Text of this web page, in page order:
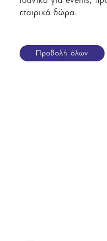
εταιρικά δώρα.
Προβολή όλων